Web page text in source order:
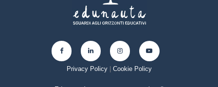
Privacy Policy| Cookie Policy